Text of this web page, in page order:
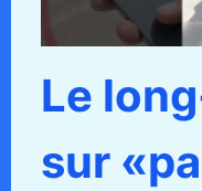
Le
sur